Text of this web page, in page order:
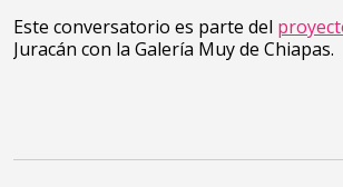
Este conversatorio es parte del
Juracán con la Galería Muy de Chiapas.